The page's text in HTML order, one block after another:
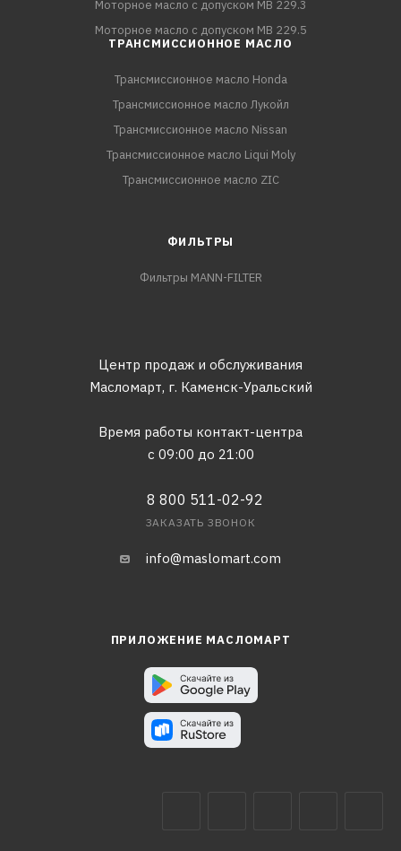
Моторное масло с допуском MB 229.3
Моторное масло с допуском MB 229.5
ТРАНСМИССИОННОЕ МАСЛО
Трансмиссионное масло Honda
Трансмиссионное масло Лукойл
Трансмиссионное масло Nissan
Трансмиссионное масло Liqui Moly
Трансмиссионное масло ZIC
ФИЛЬТРЫ
Фильтры MANN-FILTER
Центр продаж и обслуживания
Масломарт, г. Каменск-Уральский
Время работы контакт-центра
с 09:00 до 21:00
8 800 511-02-92
ЗАКАЗАТЬ ЗВОНОК
info@maslomart.com
ПРИЛОЖЕНИЕ МАСЛОМАРТ